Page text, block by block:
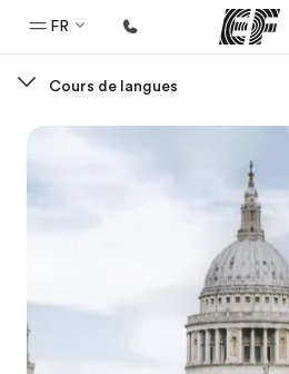
FR
Trouver un bureau
A propos de nous
Cours de langues